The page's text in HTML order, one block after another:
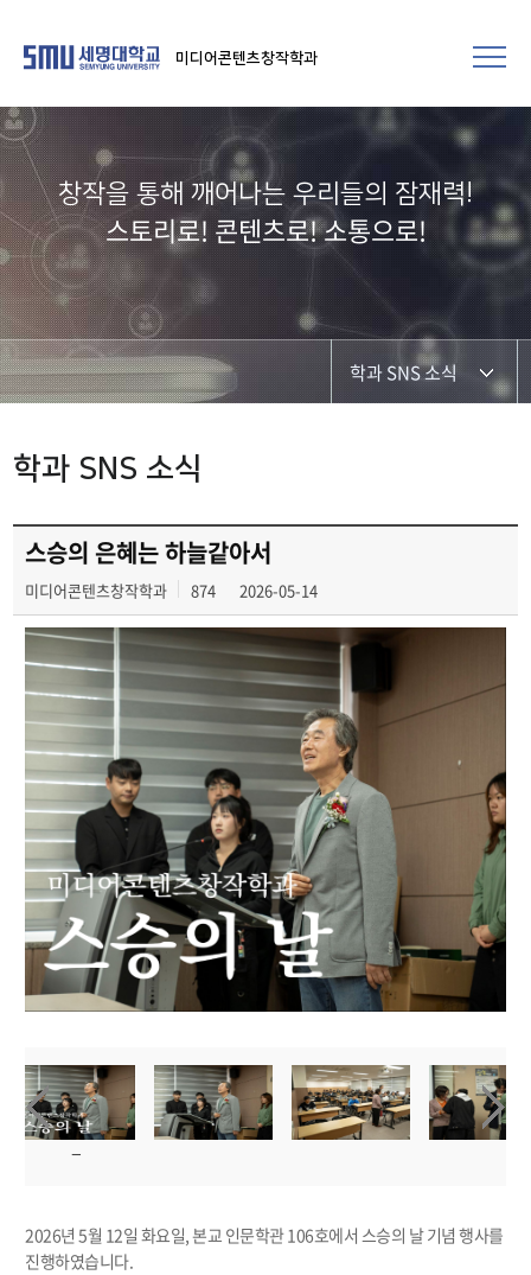
미디어콘텐츠창작학과
창작을 통해 깨어나는 우리들의 잠재력!​
스토리로! 콘텐츠로! 소통으로!
학과 SNS 소식
미디어 정보통
학과 SNS 소식
스승의 은혜는 하늘같아서
미디어콘텐츠창작학과 874 2026-05-14
2026년 5월 12일 화요일, 본교 인문학관 106호에서 스승의 날 기념 행사를
진행하였습니다.